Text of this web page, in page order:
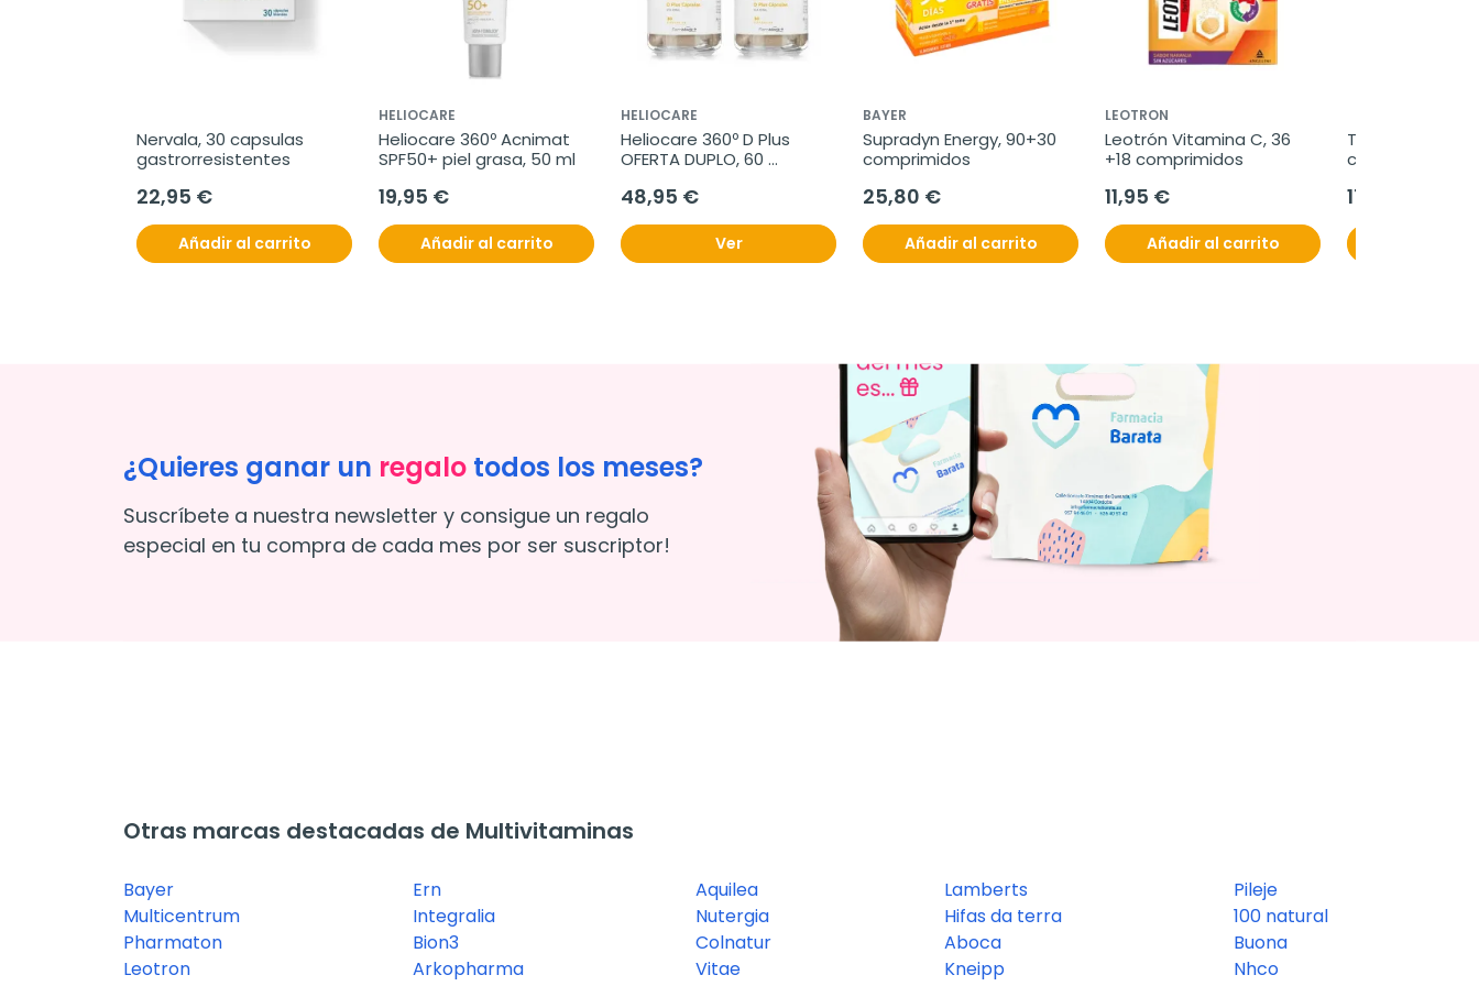
Nervala, 30 capsulas
gastrorresistentes
22,95 €
Añadir al carrito
HELIOCARE
Heliocare 360º Acnimat
SPF50+ piel grasa, 50 ml
19,95 €
Añadir al carrito
HELIOCARE
Heliocare 360º D Plus
OFERTA DUPLO, 60
48,95 €
Ver
BAYER
Supradyn Energy, 90+30
comprimidos
25,80 €
Añadir al carrito
LEOTRON
Leotrón Vitamina C, 36
+18 comprimidos
11,95 €
Añadir al carrito
Tinnitan Duo
cápsulas
17,95 €
¿Quieres ganar un regalo todos los meses?
Suscríbete a nuestra newsletter y consigue un regalo
especial en tu compra de cada mes por ser suscriptor!
Otras marcas destacadas de Multivitaminas
Bayer
Multicentrum
Pharmaton
Leotron
Ern
Integralia
Bion3
Arkopharma
Aquilea
Nutergia
Colnatur
Vitae
Lamberts
Hifas da terra
Aboca
Kneipp
Pileje
100 natural
Buona
Nhco